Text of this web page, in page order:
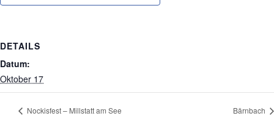
DETAILS
Datum:
Oktober 17
Nockisfest – Millstatt am See Bärnbach